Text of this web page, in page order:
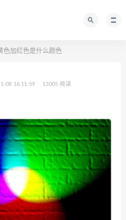
色加红色是什么颜色
08 16:11:59 13005 阅读